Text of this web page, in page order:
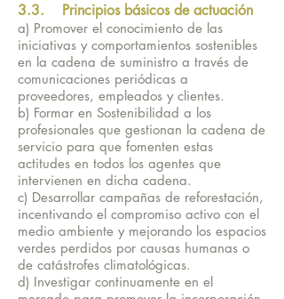
3.3. Principios básicos de actuación
a) Promover el conocimiento de las
iniciativas y comportamientos sostenibles
en la cadena de suministro a través de
comunicaciones periódicas a
proveedores, empleados y clientes.
b) Formar en Sostenibilidad a los
profesionales que gestionan la cadena de
servicio para que fomenten estas
actitudes en todos los agentes que
intervienen en dicha cadena.
c) Desarrollar campañas de reforestación,
incentivando el compromiso activo con el
medio ambiente y mejorando los espacios
verdes perdidos por causas humanas o
de catástrofes climatológicas.
d) Investigar continuamente en el